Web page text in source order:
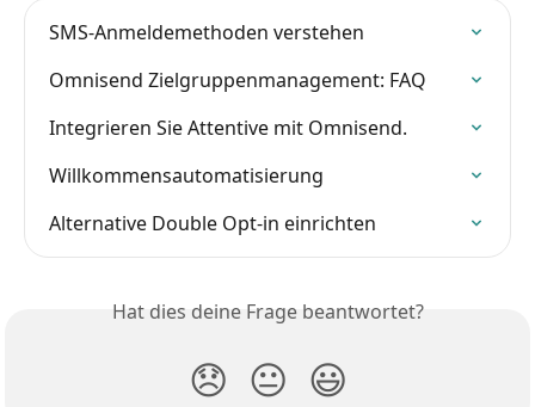
SMS-Anmeldemethoden verstehen
Omnisend Zielgruppenmanagement: FAQ
Integrieren Sie Attentive mit Omnisend.
Willkommensautomatisierung
Alternative Double Opt-in einrichten
Hat dies deine Frage beantwortet?
😞 😐 😃